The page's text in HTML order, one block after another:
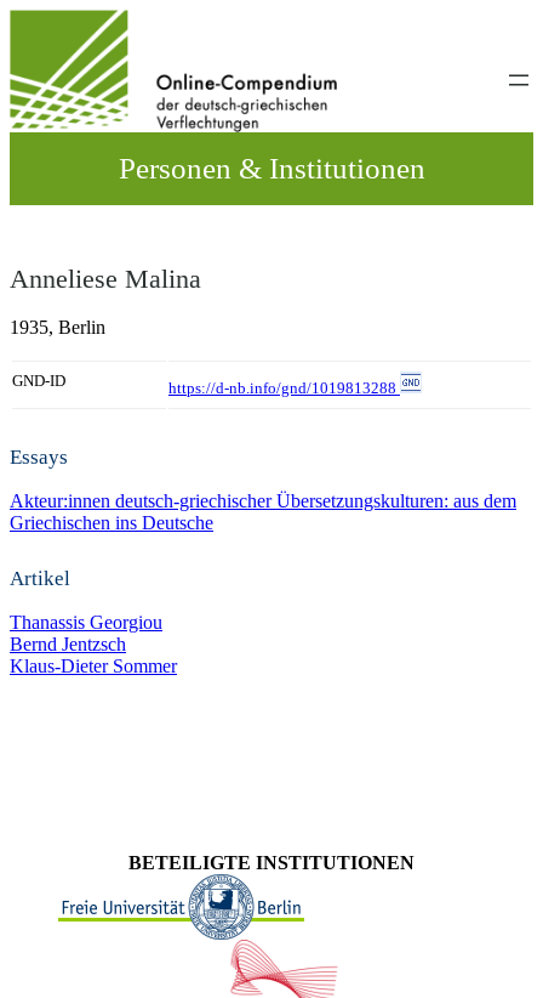
wechseln
Personen & Institutionen
Anneliese Malina
1935, Berlin
GND-ID https://d-nb.info/gnd/1019813288
Essays
Akteur:innen deutsch-griechischer Übersetzungskulturen: aus dem
Griechischen ins Deutsche
Artikel
Thanassis Georgiou
Bernd Jentzsch
Klaus-Dieter Sommer
BETEILIGTE INSTITUTIONEN